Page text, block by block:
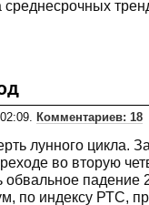
Комментариев: 18
лунного цикла.
во вторую
обвальное падение
по индексу РТС,